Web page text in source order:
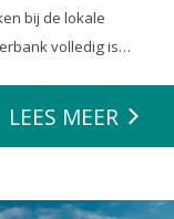
bij de lokale
volledig is
dat ze alles
LEES MEER